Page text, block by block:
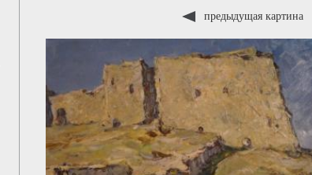
предыдущая картина